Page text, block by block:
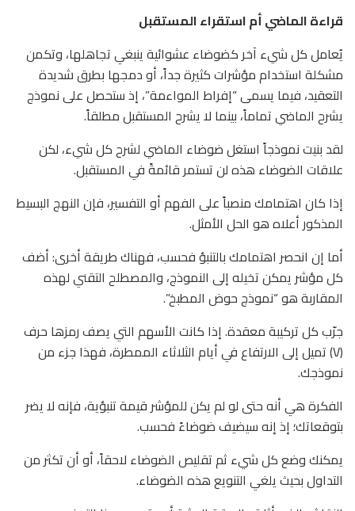
قراءة الماضي أم استقراء المستقبل
يُعامل كل شيء آخر كضوضاء عشوائية ينبغي تجاهلها، وتكمن
مشكلة استخدام مؤشرات كثيرة جداً، أو دمجها بطرق شديدة
التعقيد، فيما يسمى “إفراط المواءمة”، إذ ستحصل على نموذج
يشرح الماضي تماماً، بينما لا يشرح المستقبل مطلقاً.
لقد بنيت نموذجاً استغل ضوضاء الماضي لشرح كل شيء، لكن
علاقات الضوضاء هذه لن تستمر قائمةً في المستقبل.
إذا كان اهتمامك منصباً على الفهم أو التفسير، فإن النهج البسيط
المذكور أعلاه هو الحل الأمثل.
أما إن انحصر اهتمامك بالتنبؤ فحسب، فهناك طريقة أخرى: أضف
كل مؤشر يمكن تخيله إلى النموذج، والمصطلح التقني لهذه
المقاربة هو “نموذج حوض المطبخ”.
جرّب كل تركيبة معقدة. إذا كانت الأسهم التي يصف رمزها حرف
(V) تميل إلى الارتفاع في أيام الثلاثاء الممطرة، فهذا جزء من
نموذجك.
الفكرة هي أنه حتى لو لم يكن للمؤشر قيمة تنبؤية، فإنه لا يضر
بتوقعاتك؛ إذ إنه سيضيف ضوضاءً فحسب.
يمكنك وضع كل شيء ثم تقليص الضوضاء لاحقاً، أو أن تكثر من
التداول بحيث يلغي التنويع هذه الضوضاء.